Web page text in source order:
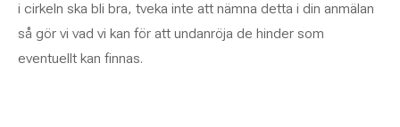
i cirkeln ska bli bra, tveka inte att nämna detta i din anmälan
så gör vi vad vi kan för att undanröja de hinder som
eventuellt kan finnas.